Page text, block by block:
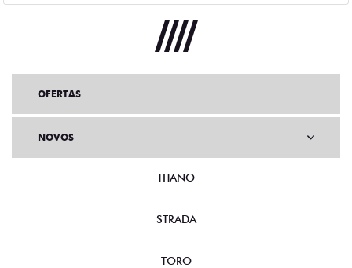
OFERTAS
NOVOS
TITANO
STRADA
TORO